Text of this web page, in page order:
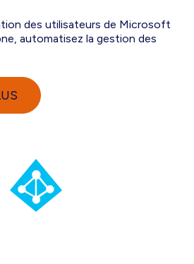
des utilisateurs de Microsoft
automatisez la gestion des